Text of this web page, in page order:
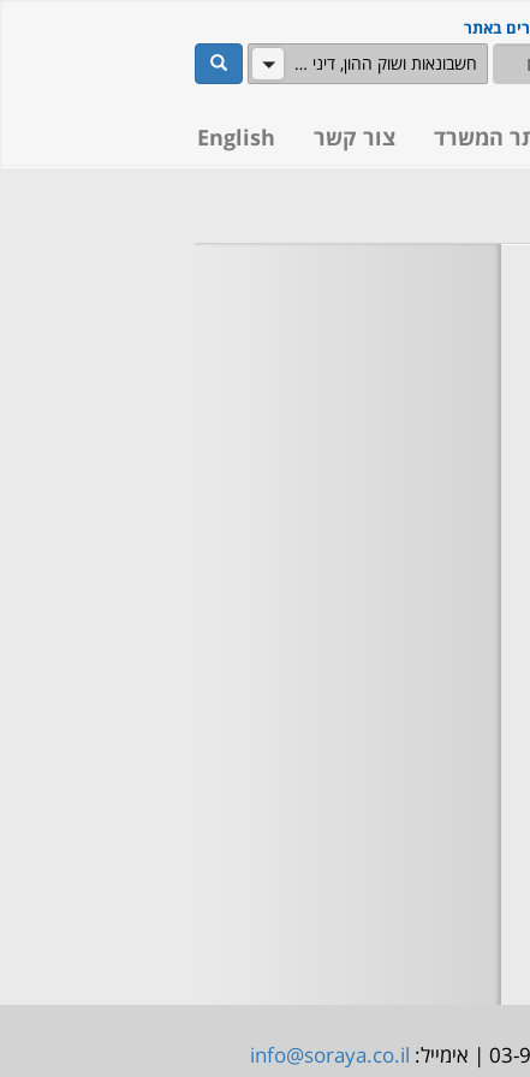
באתר
חשבונאות ושוק ההון, דיני מסים שלח
המשרד צור קשר English
info@soraya.co.il